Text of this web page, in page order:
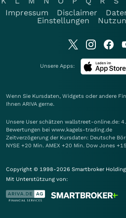
Impressum
Disclaimer
Einstellungen
Unsere Apps:
Wenn Sie Kursdaten, Widgets oder andere
Ihnen ARIVA gerne.
Unsere User schätzen wallstreet-online.de:
Bewertungen bei www.kagels-trading.de
Zeitverzögerung der Kursdaten: Deutsche
NYSE +20 Min. AMEX +20 Min. Dow Jones
Copyright © 1998-2026 Smartbroker
Mit Unterstützung von: